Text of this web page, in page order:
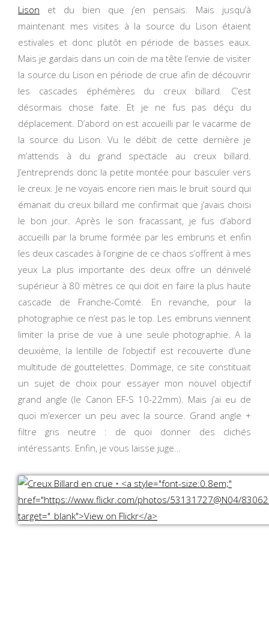
Lison et du bien que j’en pensais. Mais jusqu’à
maintenant mes visites à la source du Lison étaient
estivales et donc plutôt en période de basses eaux.
Mais je gardais dans un coin de ma tête l’envie de visiter
la source du Lison en période de crue afin de découvrir
les cascades éphémères du creux billard. C’est
désormais chose faite. Et je ne fus pas déçu du
déplacement. D’abord on est accueilli par le vacarme de
la source du Lison. Vu le débit de cette dernière je
m’attends à du grand spectacle au creux billard.
J’entreprends donc la petite montée pour basculer vers
le creux. Je ne voyais encore rien mais le bruit sourd qui
émanait du creux billard me confirmait que j’avais choisi
le bon jour. Après le son fracassant, je fus d’abord
accueilli par la brume formée par les embruns et enfin
les deux cascades à l’origine de ce chaos s’offrent à mes
yeux La plus importante des deux offre un dénivelé
supérieur à 80 mètres ce qui doit en faire la plus haute
cascade de Franche-Comté. En revanche, pour la
photographie ce n’est pas le top. Les embruns viennent
limiter la prise de vue à une seule photographie. A la
deuxième, la lentille de l’objectif est recouverte d’une
multitude de gouttelettes. Dommage, ce site constituait
un sujet de choix pour essayer mon nouvel objectif
grand angle (le Canon EF-S 10-22mm). Mais j’ai eu de
quoi m’exercer un peu avec la source. Grand angle +
filtre gris neutre : de quoi donner des clichés
intéressants. Enfin, je vous laisse juge…